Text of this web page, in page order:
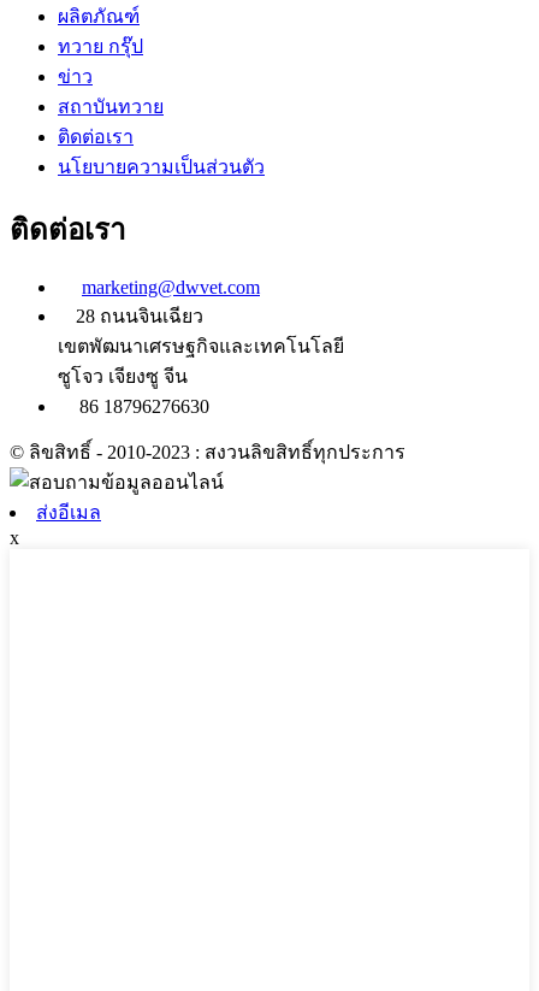
ผลิตภัณฑ์
ทวาย กรุ๊ป
ข่าว
สถาบันทวาย
ติดต่อเรา
นโยบายความเป็นส่วนตัว
ติดต่อเรา
marketing@dwvet.com
28 ถนนจินเฉียว
เขตพัฒนาเศรษฐกิจและเทคโนโลยี
ซูโจว เจียงซู จีน
86 18796276630
© ลิขสิทธิ์ - 2010-2023 : สงวนลิขสิทธิ์ทุกประการ
ส่งอีเมล
x